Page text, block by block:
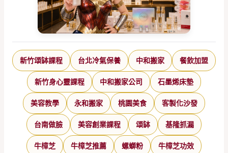
新竹頌缽課程 台北冷氣保養 中和搬家 餐飲加盟
新竹身心靈課程 中和搬家公司 石墨烯床墊
美容教學 永和搬家 桃園美食 客製化沙發
台南做臉 美容創業課程 頌缽 基隆抓漏
牛樟芝 牛樟芝推薦 螺螄粉 牛樟芝功效